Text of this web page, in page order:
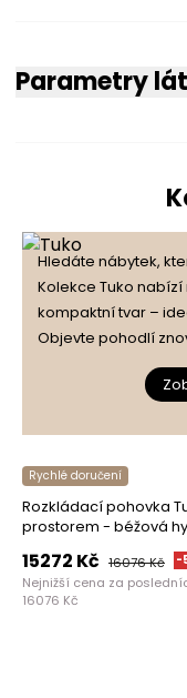
Parametry
Hledáte nábytek,
Kolekce Tuko
kompaktní tvar –
Objevte pohodlí
Rychlé doručení
Rozkládací pohovka
prostorem - béžová
15272 Kč 16076Kč -
Nejnižší cena za
16076 Kč